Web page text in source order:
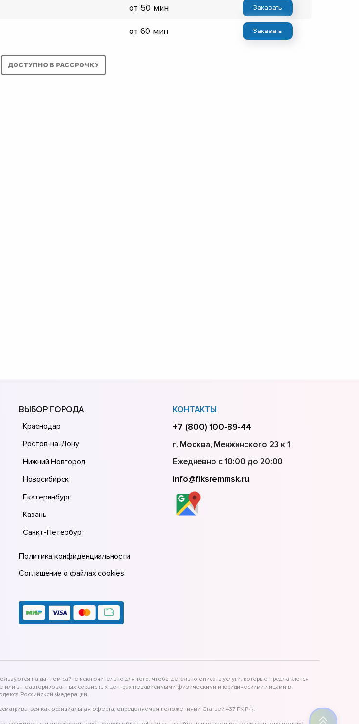
от 50 мин Заказать
от 60 мин Заказать
ВЫБОР ГОРОДА
Краснодар
Ростов-на-Дону
Нижний Новгород
Новосибирск
Екатеринбург
Казань
Санкт-Петербург
Политика конфиденциальности
Соглашение о файлах cookies
КОНТАКТЫ
+7 (800) 100-89-44
г. Москва, Менжинского 23 к 1
Ежедневно с 10:00 до 20:00
info@fiksremmsk.ru
на данном сайте исключительно для того, чтобы детально описать услуги, которые предлагаются
или в неавторизованных сервисных центрах независимыми физическими и юридическими лицами в
Российской Федерации.
как официальная оферта, определяемая положениями Статьей 437 ГК РФ.
▼
▼